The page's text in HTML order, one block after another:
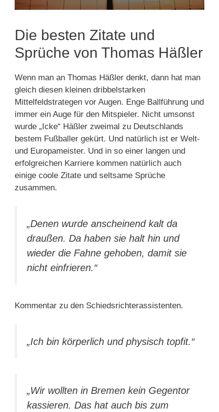
Die besten Zitate und
Sprüche von Thomas Häßler
Wenn man an Thomas Häßler denkt, dann hat man
gleich diesen kleinen dribbelstarken
Mittelfeldstrategen vor Augen. Enge Ballführung und
immer ein Auge für den Mitspieler. Nicht umsonst
wurde „Icke“ Häßler zweimal zu Deutschlands
bestem Fußballer gekürt. Und natürlich ist er Welt-
und Europameister. Und in so einer langen und
erfolgreichen Karriere kommen natürlich auch
einige coole Zitate und seltsame Sprüche
zusammen.
„Denen wurde anscheinend kalt da
draußen. Da haben sie halt hin und
wieder die Fahne gehoben, damit sie
nicht einfrieren.“
Kommentar zu den Schiedsrichterassistenten.
„Ich bin körperlich und physisch topfit.“
„Wir wollten in Bremen kein Gegentor
kassieren. Das hat auch bis zum